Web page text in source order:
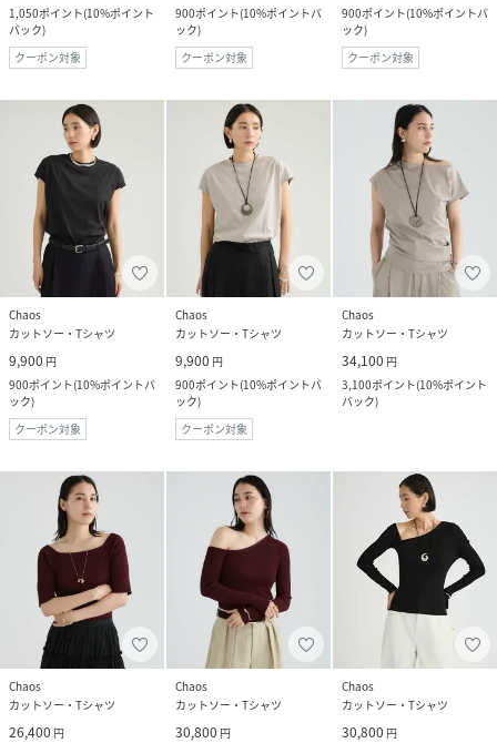
1,050ポイント(10%ポイント
バック)
クーポン対象
900ポイント(10%ポイントバ
ック)
クーポン対象
900ポイント(10%ポイントバ
ック)
クーポン対象
Chaos
カットソー・Tシャツ
9,900 円
900ポイント(10%ポイントバ
ック)
クーポン対象
Chaos
カットソー・Tシャツ
9,900 円
900ポイント(10%ポイントバ
ック)
クーポン対象
Chaos
カットソー・Tシャツ
34,100 円
3,100ポイント(10%ポイント
バック)
Chaos
カットソー・Tシャツ
26,400 円
Chaos
カットソー・Tシャツ
30,800 円
Chaos
カットソー・Tシャツ
30,800 円